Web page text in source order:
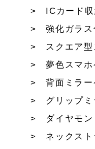
ICカード
強化ガラ
スクエア
夢色スマ
背面ミラー
グリップ
ダイヤモ
ネックス